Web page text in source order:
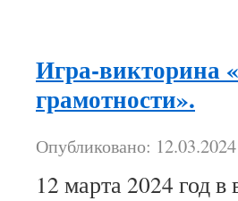
Игра-викторина
грамотности».
Опубликовано: 12.03.2024
12 марта 2024 год